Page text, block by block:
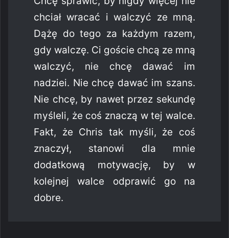
chciał wracać i walczyć ze mną.
Dążę do tego za każdym razem,
gdy walczę. Ci goście chcą ze mną
walczyć, nie chcę dawać im
nadziei. Nie chcę dawać im szans.
Nie chcę, by nawet przez sekundę
myśleli, że coś znaczą w tej walce.
Fakt, że Chris tak myśli, że coś
znaczył, stanowi dla mnie
dodatkową motywację, by w
kolejnej walce odprawić go na
dobre.